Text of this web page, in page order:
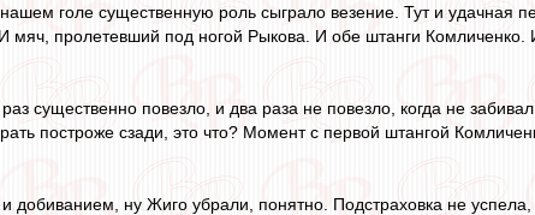
голе существенную роль сыграло везение. Тут и удачная
мяч, пролетевший под ногой Рыкова. И обе штанги
существенно повезло, и два раза не повезло, когда не
построже сзади, это что? Момент с первой штангой
добиванием, ну Жиго убрали, понятно. Подстраховка не